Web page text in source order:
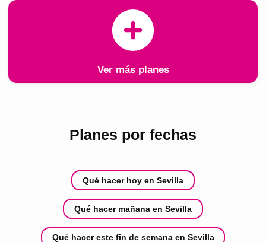
Ver más planes
Planes por fechas
Qué hacer hoy en Sevilla
Qué hacer mañana en Sevilla
Qué hacer este fin de semana en Sevilla